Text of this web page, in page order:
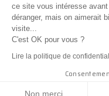
ce site vous intéresse
déranger, mais on aimerait
visite...
C'est OK pour vous ?
Lire la politique de
Non merci
Conception
Mentions Légales|
Livraison|